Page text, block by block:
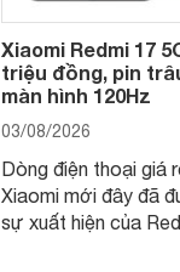
Xiaomi Redmi 17
triệu đồng, pin
màn hình 120Hz
03/08/2026
Dòng điện thoại giá
Xiaomi mới đây đã
sự xuất hiện của